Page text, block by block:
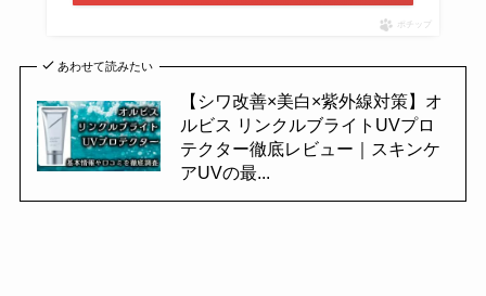
ポチップ
あわせて読みたい
【シワ改善×美白×紫外線対策】オ
ルビス リンクルブライトUVプロ
テクター徹底レビュー｜スキンケ
アUVの最...